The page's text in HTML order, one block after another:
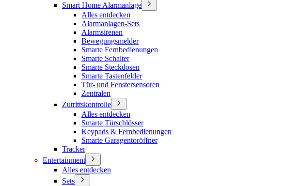
Smart Home Alarmanlage
Alles entdecken
Alarmanlagen-Sets
Alarmsirenen
Bewegungsmelder
Smarte Fernbedienungen
Smarte Schalter
Smarte Steckdosen
Smarte Tastenfelder
Tür- und Fenstersensoren
Zentralen
Zutrittskontrolle
Alles entdecken
Smarte Türschlösser
Keypads & Fernbedienungen
Smarte Garagentoröffner
Tracker
Entertainment
Alles entdecken
Sets